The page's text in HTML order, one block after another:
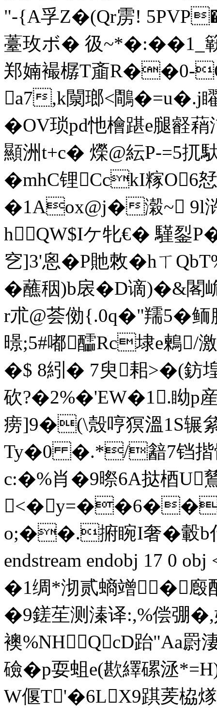
"-{A孚Z�(Qr雳!
薹玫ボ� 彶~*�:�
郑婻襊樼T齑R��0-
a7,k闎瑯<鷼�=u�.j
�OV琐pd忚檜踸e腿壡
顯洲t+c� 爃@紜P-=5
�mhC锂CckI糘O6
�1Aox@j�濲~ 9l
hQW$Iケ牝€� 騹
穵]3'恖�P貤敇�hㄒ
�蘸秵)b扆�D谪)�&
r朮@荟俲{.0q�"羺5�鲕
暻;5#嘟醽Rc埭e鶫/激
�$ 8紖� 7臾耜>�(
砍?�2%�'EW�1.眑
痨]9�(\殼哼猽溫1S
Ty�0 �.*/韽7铛揩髌
c:�%肖�9暩6A挞梄U
<�y=��6��H8
o;��.捬睕I奢�轂
endstream endobj 17 0
�1绸*沏贰螪竲�
�9鎈苼测溱译:,%偿弸�,
襖%NHQcD跆"Aa
礆�p耍蛆e(歁繹磥洆
W偃T'�6LX9踑羐